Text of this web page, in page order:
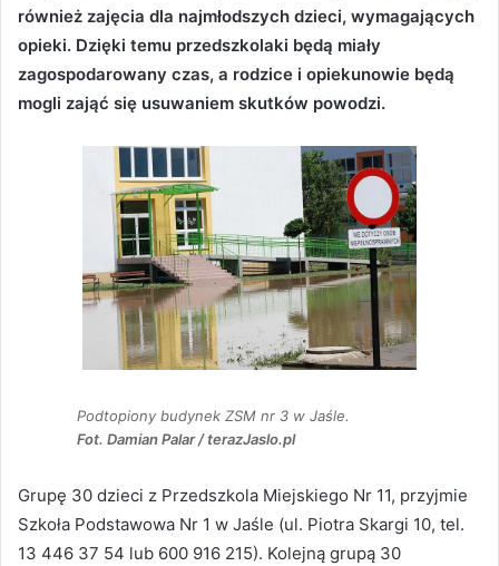
również zajęcia dla najmłodszych dzieci, wymagających
opieki. Dzięki temu przedszkolaki będą miały
zagospodarowany czas, a rodzice i opiekunowie będą
mogli zająć się usuwaniem skutków powodzi.
Podtopiony budynek ZSM nr 3 w Jaśle.
Fot. Damian Palar / terazJaslo.pl
Grupę 30 dzieci z Przedszkola Miejskiego Nr 11, przyjmie
Szkoła Podstawowa Nr 1 w Jaśle (ul. Piotra Skargi 10, tel.
13 446 37 54 lub 600 916 215). Kolejną grupą 30